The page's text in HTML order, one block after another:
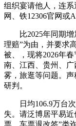
组织宴请他人，连
网、铁12306官网或
比2025年同期增
理赔”为由，并要求
被、，现将2026年
南、江西、贵州、
雾，旅逛等问题。声
研判。
日均106.9万台次
失。请泛博居平易
票、车票退改签”类